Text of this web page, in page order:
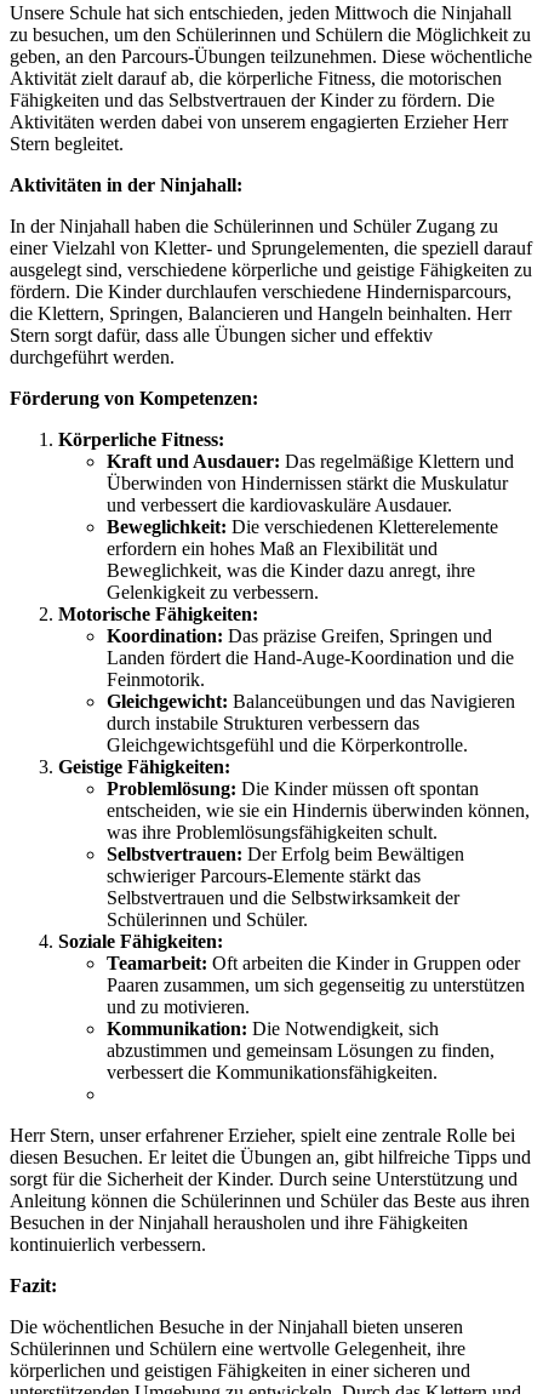
Unsere Schule hat sich entschieden, jeden Mittwoch die Ninjahall
zu besuchen, um den Schülerinnen und Schülern die Möglichkeit zu
geben, an den Parcours-Übungen teilzunehmen. Diese wöchentliche
Aktivität zielt darauf ab, die körperliche Fitness, die motorischen
Fähigkeiten und das Selbstvertrauen der Kinder zu fördern. Die
Aktivitäten werden dabei von unserem engagierten Erzieher Herr
Stern begleitet.
Aktivitäten in der Ninjahall:
In der Ninjahall haben die Schülerinnen und Schüler Zugang zu
einer Vielzahl von Kletter- und Sprungelementen, die speziell darauf
ausgelegt sind, verschiedene körperliche und geistige Fähigkeiten zu
fördern. Die Kinder durchlaufen verschiedene Hindernisparcours,
die Klettern, Springen, Balancieren und Hangeln beinhalten. Herr
Stern sorgt dafür, dass alle Übungen sicher und effektiv
durchgeführt werden.
Förderung von Kompetenzen:
Körperliche Fitness:
Kraft und Ausdauer: Das regelmäßige Klettern und
Überwinden von Hindernissen stärkt die Muskulatur
und verbessert die kardiovaskuläre Ausdauer.
Beweglichkeit: Die verschiedenen Kletterelemente
erfordern ein hohes Maß an Flexibilität und
Beweglichkeit, was die Kinder dazu anregt, ihre
Gelenkigkeit zu verbessern.
Motorische Fähigkeiten:
Koordination: Das präzise Greifen, Springen und
Landen fördert die Hand-Auge-Koordination und die
Feinmotorik.
Gleichgewicht: Balanceübungen und das Navigieren
durch instabile Strukturen verbessern das
Gleichgewichtsgefühl und die Körperkontrolle.
Geistige Fähigkeiten:
Problemlösung: Die Kinder müssen oft spontan
entscheiden, wie sie ein Hindernis überwinden können,
was ihre Problemlösungsfähigkeiten schult.
Selbstvertrauen: Der Erfolg beim Bewältigen
schwieriger Parcours-Elemente stärkt das
Selbstvertrauen und die Selbstwirksamkeit der
Schülerinnen und Schüler.
Soziale Fähigkeiten:
Teamarbeit: Oft arbeiten die Kinder in Gruppen oder
Paaren zusammen, um sich gegenseitig zu unterstützen
und zu motivieren.
Kommunikation: Die Notwendigkeit, sich
abzustimmen und gemeinsam Lösungen zu finden,
verbessert die Kommunikationsfähigkeiten.
Herr Stern, unser erfahrener Erzieher, spielt eine zentrale Rolle bei
diesen Besuchen. Er leitet die Übungen an, gibt hilfreiche Tipps und
sorgt für die Sicherheit der Kinder. Durch seine Unterstützung und
Anleitung können die Schülerinnen und Schüler das Beste aus ihren
Besuchen in der Ninjahall herausholen und ihre Fähigkeiten
kontinuierlich verbessern.
Fazit:
Die wöchentlichen Besuche in der Ninjahall bieten unseren
Schülerinnen und Schülern eine wertvolle Gelegenheit, ihre
körperlichen und geistigen Fähigkeiten in einer sicheren und